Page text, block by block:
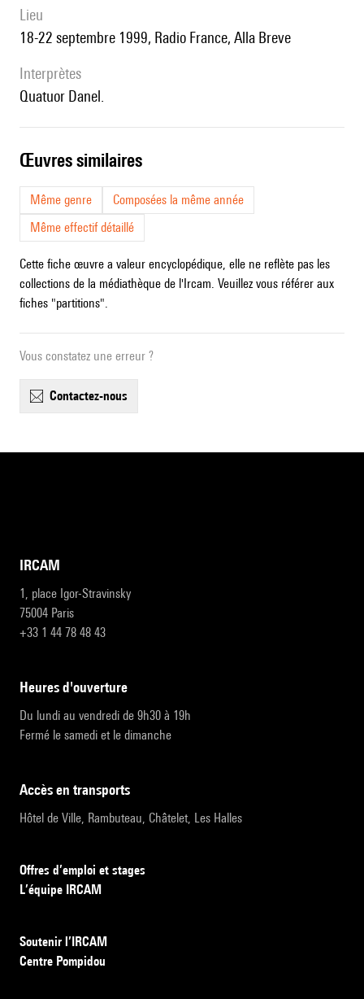
lieu
18-22 septembre 1999, Radio France, Alla Breve
interprètes
Quatuor Danel.
œuvres similaires
Même genre
Composées la même année
Même effectif détaillé
Cette fiche œuvre a valeur encyclopédique, elle ne reflète pas les
collections de la médiathèque de l'Ircam. Veuillez vous référer aux
fiches "partitions".
Vous constatez une erreur ?
contactez-nous
IRCAM
1, place Igor-Stravinsky
75004 Paris
+33 1 44 78 48 43
heures d'ouverture
Du lundi au vendredi de 9h30 à 19h
Fermé le samedi et le dimanche
accès en transports
Hôtel de Ville, Rambuteau, Châtelet, Les Halles
Offres d’emploi et stages
L’équipe IRCAM
Soutenir l’IRCAM
Centre Pompidou